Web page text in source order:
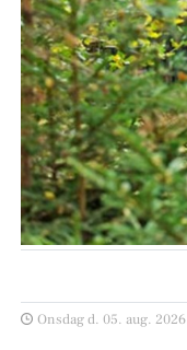
Onsdag d. 05. aug.